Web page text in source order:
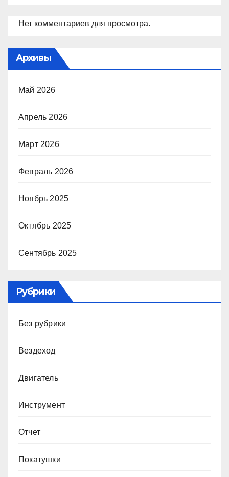
Нет комментариев для просмотра.
Архивы
Май 2026
Апрель 2026
Март 2026
Февраль 2026
Ноябрь 2025
Октябрь 2025
Сентябрь 2025
Рубрики
Без рубрики
Вездеход
Двигатель
Инструмент
Отчет
Покатушки